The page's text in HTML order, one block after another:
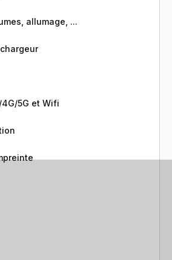
allumage, ...
4G/5G et Wifi